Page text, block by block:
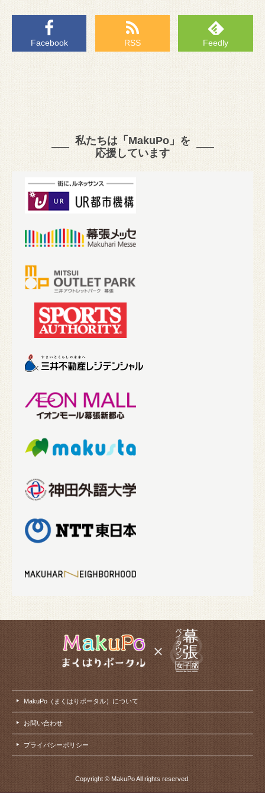
Facebook RSS Feedly
私たちは「MakuPo」を
応援しています
MakuPo（まくはりポータル）について
お問い合わせ
プライバシーポリシー
Copyright © MakuPo All rights reserved.